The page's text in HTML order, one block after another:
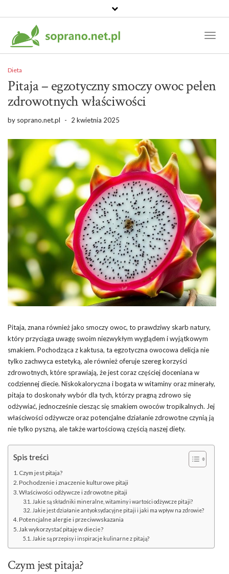
Dieta
Pitaja – egzotyczny smoczy owoc pełen
zdrowotnych właściwości
by soprano.net.pl - 2 kwietnia 2025
Pitaja, znana również jako smoczy owoc, to prawdziwy skarb natury,
który przyciąga uwagę swoim niezwykłym wyglądem i wyjątkowym
smakiem. Pochodząca z kaktusa, ta egzotyczna owocowa delicja nie
tylko zachwyca estetyką, ale również oferuje szereg korzyści
zdrowotnych, które sprawiają, że jest coraz częściej doceniana w
codziennej diecie. Niskokaloryczna i bogata w witaminy oraz minerały,
pitaja to doskonały wybór dla tych, którzy pragną zdrowo się
odżywiać, jednocześnie ciesząc się smakiem owoców tropikalnych. Jej
właściwości odżywcze oraz potencjalne działanie zdrowotne czynią ją
nie tylko pyszną, ale także wartościową częścią naszej diety.
Spis treści
Czym jest pitaja?
Pochodzenie i znaczenie kulturowe pitaji
Właściwości odżywcze i zdrowotne pitaji
Jakie są składniki mineralne, witaminy i wartości odżywcze pitaji?
Jakie jest działanie antyoksydacyjne pitaji i jaki ma wpływ na zdrowie?
Potencjalne alergie i przeciwwskazania
Jak wykorzystać pitaję w diecie?
Jakie są przepisy i inspiracje kulinarne z pitają?
Czym jest pitaja?